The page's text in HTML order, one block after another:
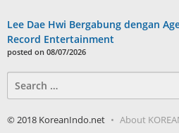
Lee Dae Hwi Bergabung dengan
Record Entertainment
posted on 08/07/2026
for:
© 2018 KoreanIndo.net About